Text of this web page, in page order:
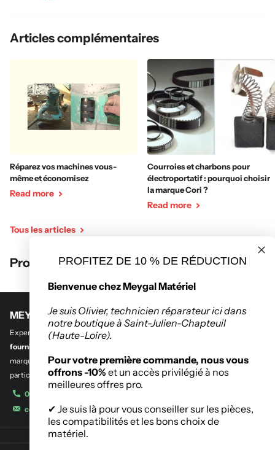
Articles complémentaires
Réparez vos machines vous-
même et économisez
Read more
Courroies et charbons pour
électroportatif : pourquoi choisir
la marque Cori ?
Read more
Tous les articles
Produits récemment consultés
MEYGAL MATERIEL
Experts en outillage professionnel et btp
en quincaillerie de bâtiment et
fourniture industrielle.
marques de l’outillage destinés aux entreprises, administrations et
particuliers.
04 71 08 42 11
contact@meygalmat.fr
PROFITEZ DE 10 % DE RÉDUCTION
Bienvenue chez Meygal Matériel
Je suis Olivier, technicien réparateur ici dans
notre boutique à Saint-Julien-Chapteuil
(Haute-Loire).
Pour votre première commande, nous vous
offrons -10% et un accès privilégié à nos
meilleures offres pro.
✔ Je suis là pour vous conseiller sur les pièces,
les compatibilités et les bons choix de
matériel.